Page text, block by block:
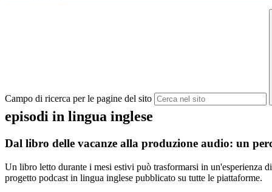
Campo di ricerca per le pagine del sito
episodi in lingua inglese
Dal libro delle vacanze alla produzione audio: un
Un libro letto durante i mesi estivi può trasformarsi in un'esperienza
progetto podcast in lingua inglese pubblicato su tutte le piattaforme.